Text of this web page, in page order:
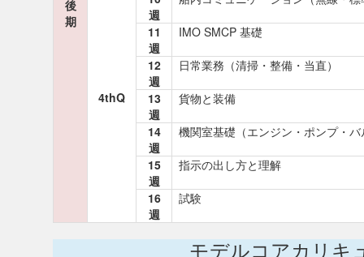
後
期
4thQ
週
11
週
IMO SMCP 基礎
12
週
日常業務（清掃・整備・当直）
13
週
貨物と装備
14
週
機関室基礎（エンジン・ポンプ・
15
週
指示の出し方と理解
16
週
試験
モデルコアカリキ